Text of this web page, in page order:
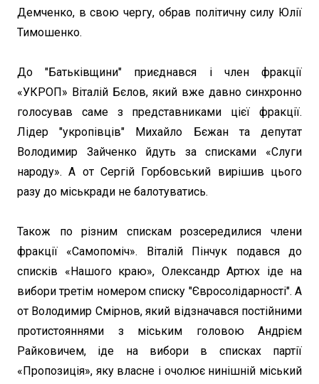
Демченко, в свою чергу, обрав політичну силу Юлії
Тимошенко.
До "Батьківщини" приєднався і член фракції
«УКРОП» Віталій Бєлов, який вже давно синхронно
голосував саме з представниками цієї фракції.
Лідер "укропівців" Михайло Бєжан та депутат
Володимир Зайченко йдуть за списками «Слуги
народу». А от Сергій Горбовський вирішив цього
разу до міськради не балотуватись.
Також по різним спискам розсередилися члени
фракції «Самопоміч». Віталій Пінчук подався до
списків «Нашого краю», Олександр Артюх іде на
вибори третім номером списку "Євросолідарності". А
от Володимир Смірнов, який відзначався постійними
протистояннями з міським головою Андрієм
Райковичем, іде на вибори в списках партії
«Пропозиція», яку власне і очолює нинішній міський